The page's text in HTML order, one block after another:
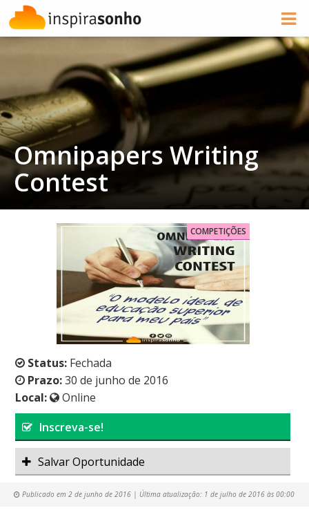
Omnipapers Writing
Contest
COMPETIÇÕES
Status: Fechada
Prazo:30 de junho de 2016
Local:
Online
Inscreva-se!
Salvar Oportunidade
Publicado em 2 de junho de 2016 | Última atualização: 1 de julho de 2016 às 00:00